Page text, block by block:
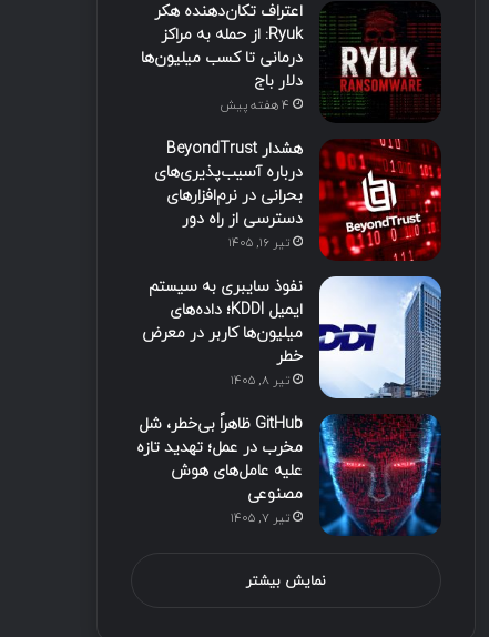
اعتراف تکان‌دهنده هکر
Ryuk: از حمله به مراکز
درمانی تا کسب میلیون‌ها
دلار باج
4 هفته پیش
هشدار BeyondTrust
درباره آسیب‌پذیری‌های
بحرانی در نرم‌افزارهای
دسترسی از راه دور
تیر ۱۶, ۱۴۰۵
نفوذ سایبری به سیستم
ایمیل KDDI؛ داده‌های
میلیون‌ها کاربر در معرض
خطر
تیر ۸, ۱۴۰۵
GitHub ظاهراً بی‌خطر، شل
مخرب در عمل؛ تهدید تازه
علیه عامل‌های هوش
مصنوعی
تیر ۷, ۱۴۰۵
نمایش بیشتر